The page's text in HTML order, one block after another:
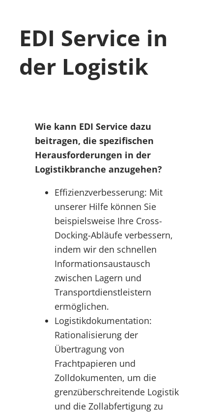
EDI Service in
der Logistik
Wie kann EDI Service dazu
beitragen, die spezifischen
Herausforderungen in der
Logistikbranche anzugehen?
Effizienzverbesserung: Mit
unserer Hilfe können Sie
beispielsweise Ihre Cross-
Docking-Abläufe verbessern,
indem wir den schnellen
Informationsaustausch
zwischen Lagern und
Transportdienstleistern
ermöglichen.
Logistikdokumentation:
Rationalisierung der
Übertragung von
Frachtpapieren und
Zolldokumenten, um die
grenzüberschreitende Logistik
und die Zollabfertigung zu